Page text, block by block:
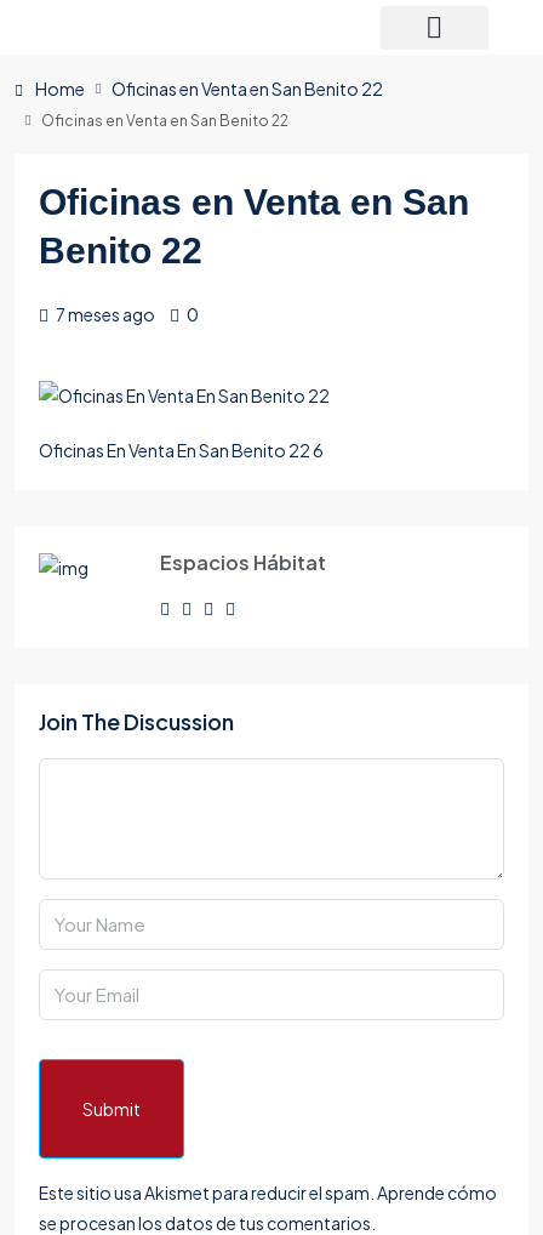
Home Oficinas en Venta en San Benito 22
Oficinas en Venta en San Benito 22
Oficinas en Venta en San
Benito 22
7 meses ago 0
Oficinas En Venta En San Benito 22 6
Espacios Hábitat
Join The Discussion
Submit
Este sitio usa Akismet para reducir el spam. Aprende cómo
se procesan los datos de tus comentarios.